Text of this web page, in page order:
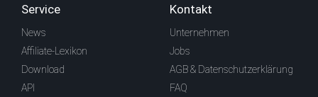
Service
News
Affiliate-Lexikon
Download
API
Kontakt
Unternehmen
Jobs
AGB & Datenschutzerklärung
FAQ